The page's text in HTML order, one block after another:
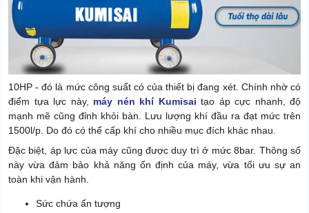
10HP - đó là mức công suất có của thiết bị đang xét. Chính nhờ có
điểm tựa lực này, máy nén khí Kumisai tạo áp cực nhanh, độ
mạnh mẽ cũng đỉnh khỏi bàn. Lưu lượng khí đầu ra đạt mức trên
1500l/p. Do đó có thể cấp khí cho nhiều mục đích khác nhau.
Đặc biệt, áp lực của máy cũng được duy trì ở mức 8bar. Thông số
này vừa đảm bảo khả năng ổn định của máy, vừa tối ưu sự an
toàn khi vận hành.
Sức chứa ấn tượng